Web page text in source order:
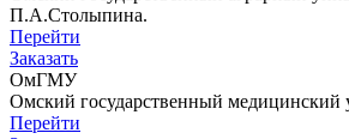
П.А.Столыпина.
Перейти
Заказать
ОмГМУ
Омский государственный медицинский
Перейти